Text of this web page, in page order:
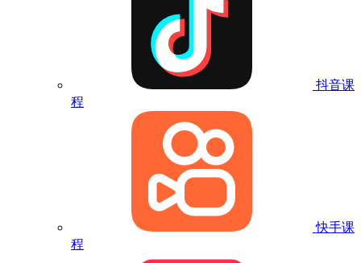
抖音课
程
快手课
程